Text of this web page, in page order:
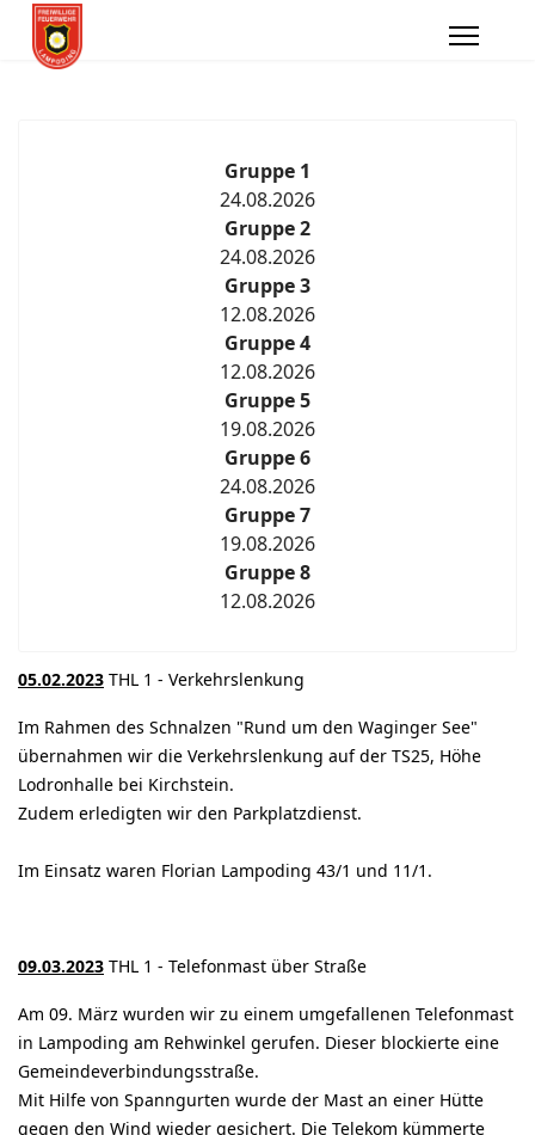
Gruppe 1
24.08.2026
Gruppe 2
24.08.2026
Gruppe 3
12.08.2026
Gruppe 4
12.08.2026
Gruppe 5
19.08.2026
Gruppe 6
24.08.2026
Gruppe 7
19.08.2026
Gruppe 8
12.08.2026
05.02.2023 THL 1 - Verkehrslenkung
Im Rahmen des Schnalzen "Rund um den Waginger See"
übernahmen wir die Verkehrslenkung auf der TS25, Höhe
Lodronhalle bei Kirchstein.
Zudem erledigten wir den Parkplatzdienst.
Im Einsatz waren Florian Lampoding 43/1 und 11/1.
09.03.2023 THL 1 - Telefonmast über Straße
Am 09. März wurden wir zu einem umgefallenen Telefonmast
in Lampoding am Rehwinkel gerufen. Dieser blockierte eine
Gemeindeverbindungsstraße.
Mit Hilfe von Spanngurten wurde der Mast an einer Hütte
gegen den Wind wieder gesichert. Die Telekom kümmerte